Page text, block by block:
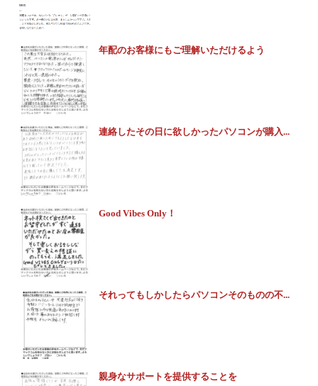
年配のお客様にもご理解いただけるよう
連絡したその日に欲しかったパソコンが購入...
Good Vibes Only！
それってもしかしたらパソコンそのものの不...
親身なサポートを提供することを